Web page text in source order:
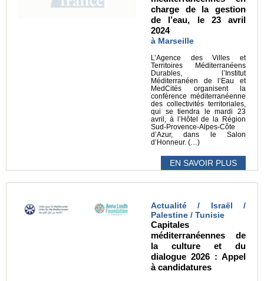
charge de la gestion
de l’eau, le 23 avril
2024
à Marseille
L’Agence des Villes et
Territoires Méditerranéens
Durables, l’Institut
Méditerranéen de l’Eau et
MedCités organisent la
conférence méditerranéenne
des collectivités territoriales,
qui se tiendra le mardi 23
avril, à l’Hôtel de la Région
Sud-Provence-Alpes-Côte
d’Azur, dans le Salon
d’Honneur. (…)
EN SAVOIR PLUS
Actualité / Israël /
Palestine / Tunisie
Capitales
méditerranéennes de
la culture et du
dialogue 2026 : Appel
à candidatures